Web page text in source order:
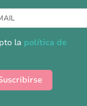
la política de